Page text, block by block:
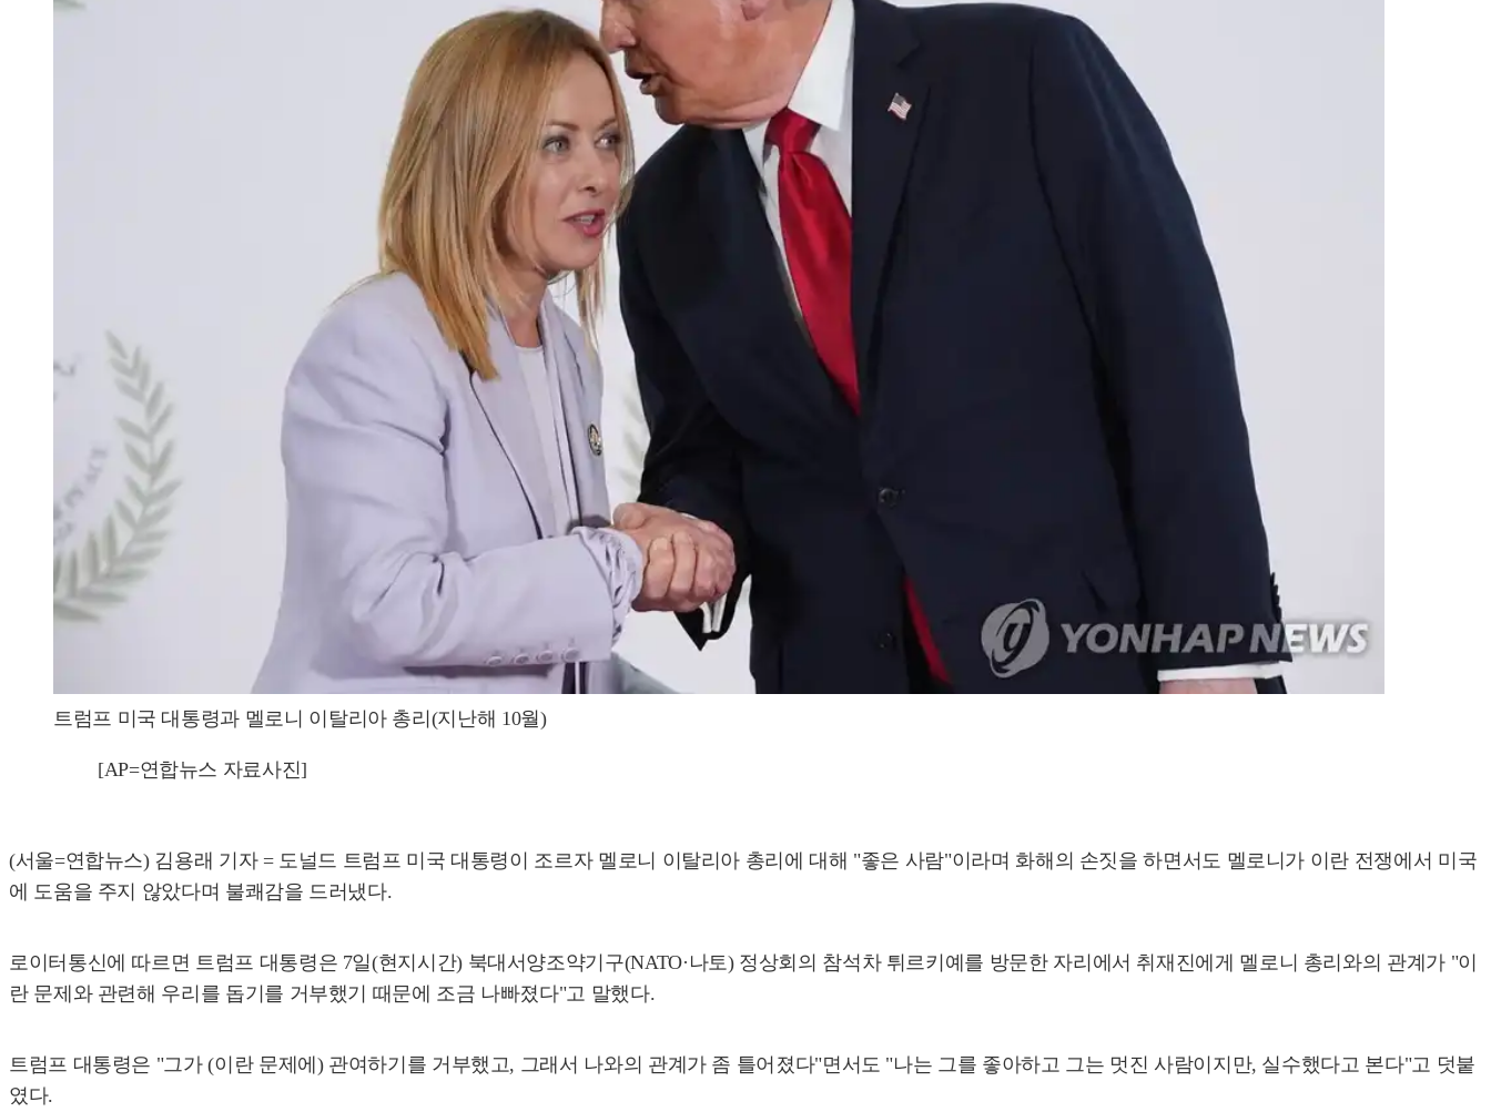
트럼프 미국 대통령과 멜로니 이탈리아 총리(지난해 10월)
[AP=연합뉴스 자료사진]
(서울=연합뉴스) 김용래 기자 = 도널드 트럼프 미국 대통령이 조르자 멜로니 이탈리아 총리에 대해 "좋은 사람"이라며 화해의 손짓을 하면서도 멜로니가 이란 전쟁에서 미국
에 도움을 주지 않았다며 불쾌감을 드러냈다.
로이터통신에 따르면 트럼프 대통령은 7일(현지시간) 북대서양조약기구(NATO·나토) 정상회의 참석차 튀르키예를 방문한 자리에서 취재진에게 멜로니 총리와의 관계가 "이
란 문제와 관련해 우리를 돕기를 거부했기 때문에 조금 나빠졌다"고 말했다.
트럼프 대통령은 "그가 (이란 문제에) 관여하기를 거부했고, 그래서 나와의 관계가 좀 틀어졌다"면서도 "나는 그를 좋아하고 그는 멋진 사람이지만, 실수했다고 본다"고 덧붙
였다.